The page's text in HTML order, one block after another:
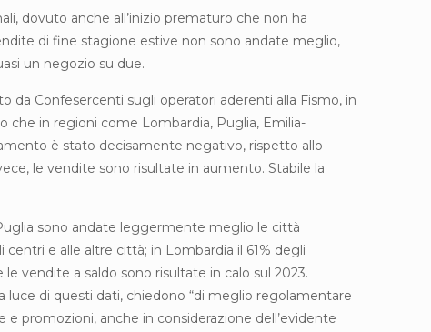
dovuto anche all’inizio prematuro che non ha
di fine stagione estive non sono andate meglio,
un negozio su due.
da Confesercenti sugli operatori aderenti alla Fismo, in
che in regioni come Lombardia, Puglia, Emilia-
è stato decisamente negativo, rispetto allo
le vendite sono risultate in aumento. Stabile la
sono andate leggermente meglio le città
e alle altre città; in Lombardia il 61% degli
vendite a saldo sono risultate in calo sul 2023.
luce di questi dati, chiedono “di meglio regolamentare
e promozioni, anche in considerazione dell’evidente